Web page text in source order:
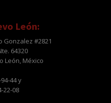
León:
Gonzalez #2821
64320
León, México
44 y
22-08